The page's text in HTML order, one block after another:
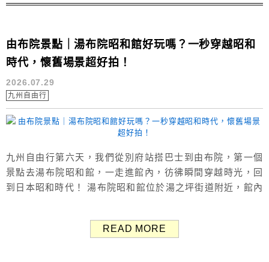
由布院景點｜湯布院昭和館好玩嗎？一秒穿越昭和
時代，懷舊場景超好拍！
2026.07.29
九州自由行
九州自由行第六天，我們從別府站搭巴士到由布院，第一個
景點去湯布院昭和館，一走進館內，彷彿瞬間穿越時光，回
到日本昭和時代！ 湯布院昭和館位於湯之坪街道附近，館內
機可以玩！ 本文整理湯布院昭和館的景點介紹、門票資訊與
READ MORE